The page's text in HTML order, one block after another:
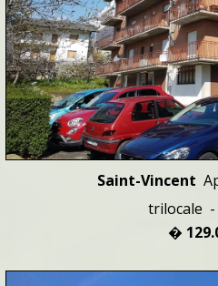
Saint-Vincent
trilocale -
�